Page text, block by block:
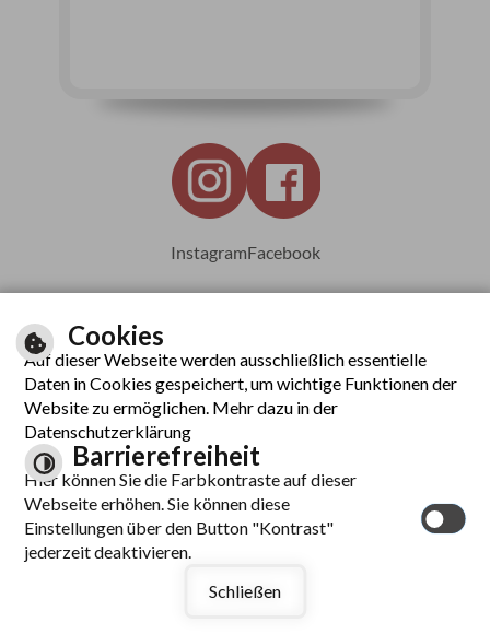
InstagramFacebook
Leichte Sprache
Inhalt
Impressum
Datenschutzerklärung
Barrierefreiheit
Cookies
Auf dieser Webseite werden ausschließlich essentielle
Daten in Cookies gespeichert, um wichtige Funktionen der
Website zu ermöglichen. Mehr dazu in der
Datenschutzerklärung
Barrierefreiheit
Hier können Sie die Farbkontraste auf dieser
Webseite erhöhen. Sie können diese
Einstellungen über den Button "Kontrast"
jederzeit deaktivieren.
Schließen